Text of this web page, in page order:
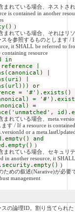
まれている場合、ネストさ
is contained in another
)
まれている場合、それはリ
を参照するものとします /
it SHALL be referred to
resource
in
|
|
|
or
= '#').exists()
=
=
まれている場合、
す / If a resource is
or a
and
)
まれている場合、セキュリ
in another resource, it
)
ための叙述(Narative)が必要
management
の論理ID。割り当てられ